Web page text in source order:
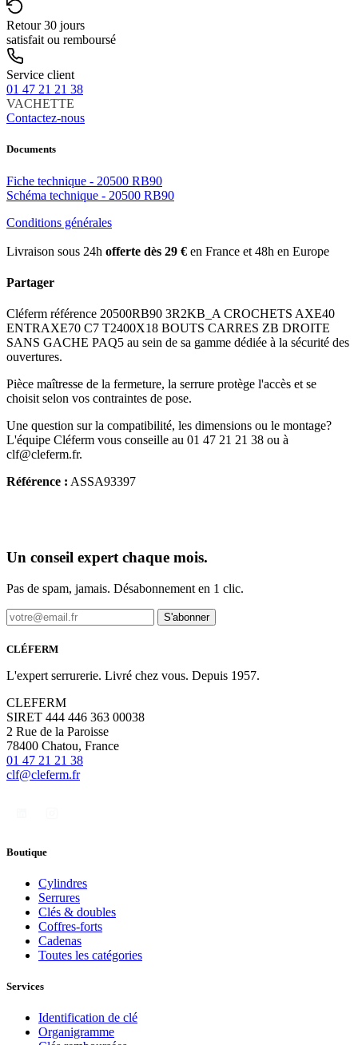
Retour 30 jours
satisfait ou remboursé
Service client
01 47 21 21 38
VACHETTE
Contactez-nous
Documents
Fiche technique - 20500 RB90
Schéma technique - 20500 RB90
Conditions générales
Livraison sous 24h offerte dès 29 € en France et 48h en Europe
Partager
Cléferm référence 20500RB90 3R2KB_A CROCHETS AXE40
ENTRAXE70 C7 T2400X18 BOUTS CARRES ZB DROITE
SANS GACHE PAQ5 au sein de sa gamme dédiée à la sécurité des
ouvertures.
Pièce maîtresse de la fermeture, la serrure protège l'accès et se
choisit selon vos contraintes de pose.
Une question sur la compatibilité, les dimensions ou le montage?
L'équipe Cléferm vous conseille au 01 47 21 21 38 ou à
clf@cleferm.fr.
Référence : ASSA93397
Un conseil expert chaque mois.
Pas de spam, jamais. Désabonnement en 1 clic.
S'abonner
CLÉFERM
L'expert serrurerie. Livré chez vous. Depuis 1957.
CLEFERM
SIRET 444 446 363 00038
2 Rue de la Paroisse
78400 Chatou, France
01 47 21 21 38
clf@cleferm.fr
Boutique
Cylindres
Serrures
Clés & doubles
Coffres-forts
Cadenas
Toutes les catégories
Services
Identification de clé
Organigramme